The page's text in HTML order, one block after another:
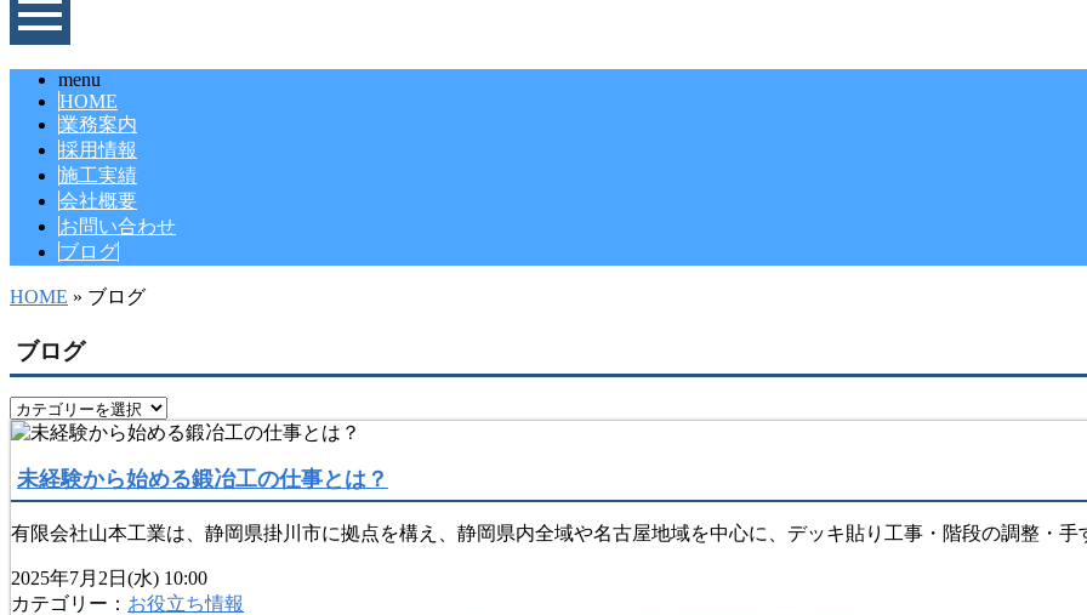
menu
HOME
業務案内
採用情報
施工実績
会社概要
お問い合わせ
ブログ
HOME » ブログ
ブログ
未経験から始める鍛冶工の仕事とは？
有限会社山本工業は、静岡県掛川市に拠点を構え、静岡県内全域や名古屋地域を中心に、デッキ貼り工事・階段の調整・
2025年7月2日(水) 10:00
カテゴリー： お役立ち情報